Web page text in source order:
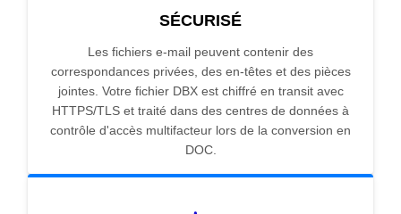
SÉCURISÉ
Les fichiers e-mail peuvent contenir des
correspondances privées, des en-têtes et des pièces
jointes. Votre fichier DBX est chiffré en transit avec
HTTPS/TLS et traité dans des centres de données à
contrôle d'accès multifacteur lors de la conversion en
DOC.